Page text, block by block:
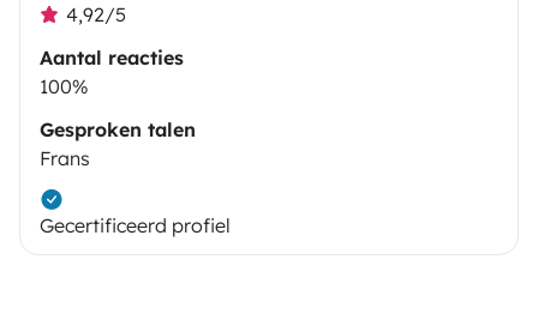
4,92/5
Aantal reacties
100%
Gesproken talen
Frans
Gecertificeerd profiel